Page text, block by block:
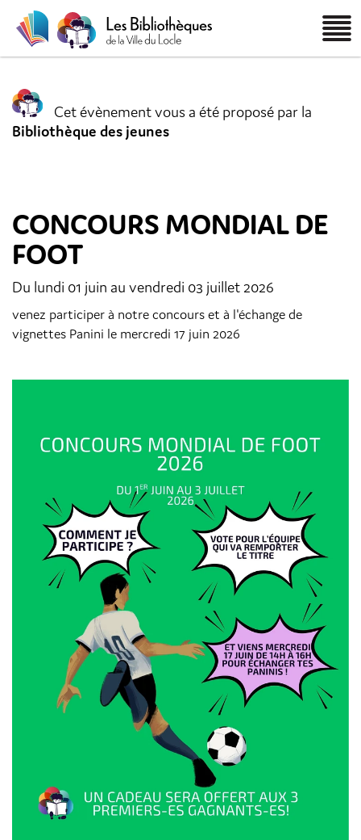
Cet évènement vous a été proposé par la
Bibliothèque des jeunes
CONCOURS MONDIAL DE
FOOT
Du lundi 01 juin au vendredi 03 juillet 2026
venez participer à notre concours et à l'échange de
vignettes Panini le mercredi 17 juin 2026